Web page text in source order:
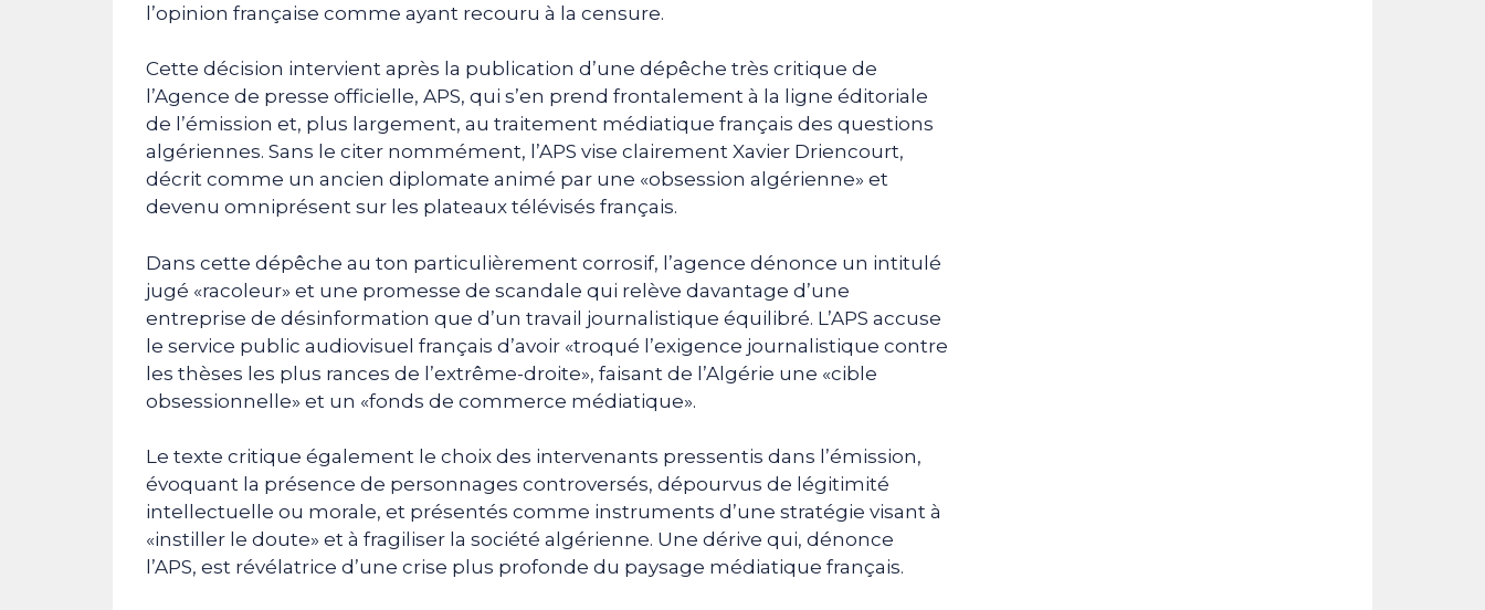
l’opinion française comme ayant recouru à la censure.
Cette décision intervient après la publication d’une dépêche très critique de
l’Agence de presse officielle, APS, qui s’en prend frontalement à la ligne éditoriale
de l’émission et, plus largement, au traitement médiatique français des questions
algériennes. Sans le citer nommément, l’APS vise clairement Xavier Driencourt,
décrit comme un ancien diplomate animé par une «obsession algérienne» et
devenu omniprésent sur les plateaux télévisés français.
Dans cette dépêche au ton particulièrement corrosif, l’agence dénonce un intitulé
jugé «racoleur» et une promesse de scandale qui relève davantage d’une
entreprise de désinformation que d’un travail journalistique équilibré. L’APS accuse
le service public audiovisuel français d’avoir «troqué l’exigence journalistique contre
les thèses les plus rances de l’extrême-droite», faisant de l’Algérie une «cible
obsessionnelle» et un «fonds de commerce médiatique».
Le texte critique également le choix des intervenants pressentis dans l’émission,
évoquant la présence de personnages controversés, dépourvus de légitimité
intellectuelle ou morale, et présentés comme instruments d’une stratégie visant à
«instiller le doute» et à fragiliser la société algérienne. Une dérive qui, dénonce
l’APS, est révélatrice d’une crise plus profonde du paysage médiatique français.